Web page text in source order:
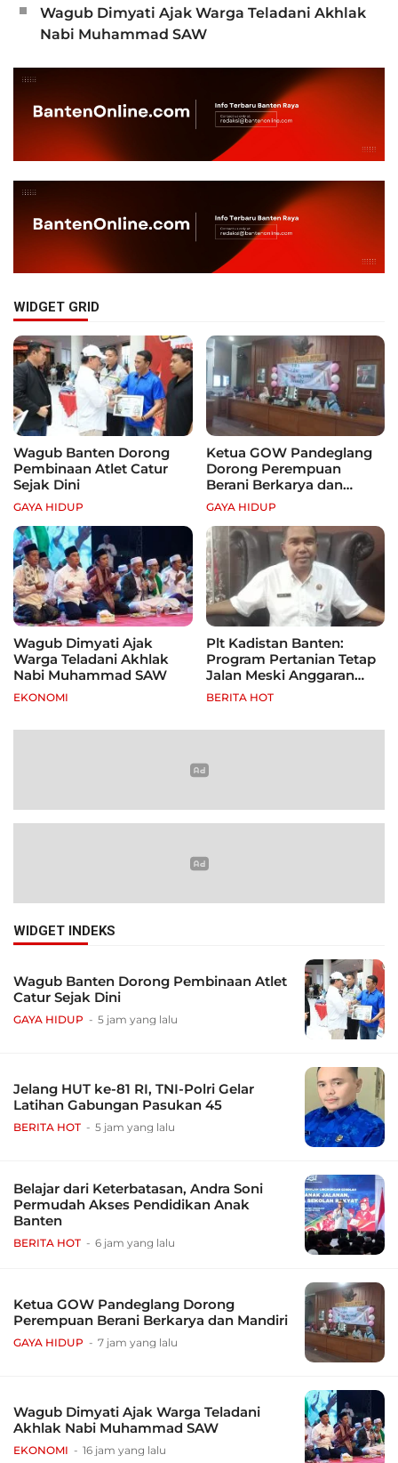
Wagub Dimyati Ajak Warga Teladani Akhlak
Nabi Muhammad SAW
WIDGET GRID
Wagub Banten Dorong
Pembinaan Atlet Catur
Sejak Dini
GAYA HIDUP
Ketua GOW Pandeglang
Dorong Perempuan
Berani Berkarya dan
Mandiri
GAYA HIDUP
Wagub Dimyati Ajak
Warga Teladani Akhlak
Nabi Muhammad SAW
EKONOMI
Plt Kadistan Banten:
Program Pertanian Tetap
Jalan Meski Anggaran
Terbatas, Fokus Jagung
hingga Tebu
BERITA HOT
WIDGET INDEKS
Wagub Banten Dorong Pembinaan Atlet
Catur Sejak Dini
GAYA HIDUP 5 jam yang lalu
Jelang HUT ke-81 RI, TNI-Polri Gelar
Latihan Gabungan Pasukan 45
BERITA HOT 5 jam yang lalu
Belajar dari Keterbatasan, Andra Soni
Permudah Akses Pendidikan Anak
Banten
BERITA HOT 6 jam yang lalu
Ketua GOW Pandeglang Dorong
Perempuan Berani Berkarya dan Mandiri
GAYA HIDUP 7 jam yang lalu
Wagub Dimyati Ajak Warga Teladani
Akhlak Nabi Muhammad SAW
EKONOMI 16 jam yang lalu